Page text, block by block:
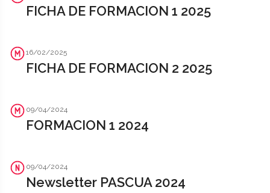
FICHA DE FORMACION 1 2025
16/02/2025
FICHA DE FORMACION 2 2025
09/04/2024
FORMACION 1 2024
09/04/2024
Newsletter PASCUA 2024